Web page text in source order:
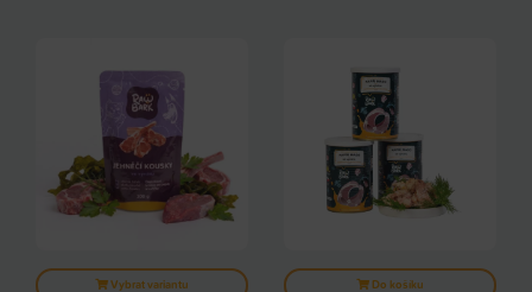
Vybrat variantu Do košíku